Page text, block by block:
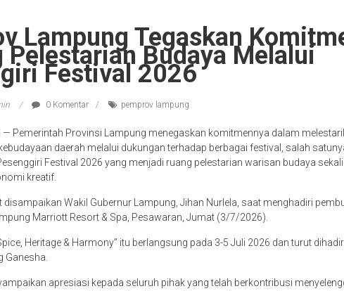
Lampung Tegaskan
Pelestarian Budaya Melalui
Festival 2026
0 Komentar pemprov lampung
— Pemerintah Provinsi Lampung menegaskan komitmennya dalam
daerah melalui dukungan terhadap berbagai festival, salah
Festival 2026 yang menjadi ruang pelestarian warisan budaya
kreatif.
disampaikan Wakil Gubernur Lampung, Jihan Nurlela, saat menghadiri
Marriott Resort & Spa, Pesawaran, Jumat (3/7/2026).
Heritage & Harmony” itu berlangsung pada 3-5 Juli 2026 dan turut
Ganesha.
apresiasi kepada seluruh pihak yang telah berkontribusi